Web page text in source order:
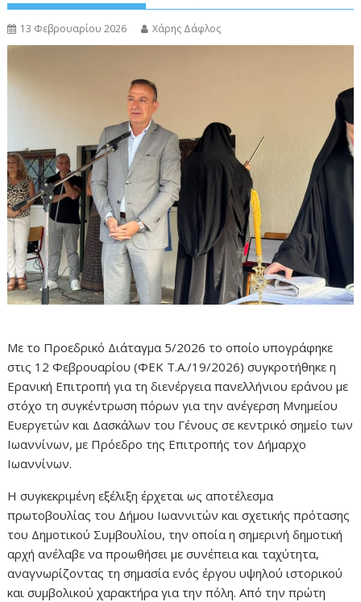
13 Φεβρουαρίου 2026 Χάρης Δάφλος
Με το Προεδρικό Διάταγμα 5/2026 το οποίο υπογράφηκε
στις 12 Φεβρουαρίου (ΦΕΚ Τ.Α./19/2026) συγκροτήθηκε η
Ερανική Επιτροπή για τη διενέργεια πανελλήνιου εράνου με
στόχο τη συγκέντρωση πόρων για την ανέγερση Μνημείου
Ευεργετών και Δασκάλων του Γένους σε κεντρικό σημείο των
Ιωαννίνων, με Πρόεδρο της Επιτροπής τον Δήμαρχο
Ιωαννίνων.
Η συγκεκριμένη εξέλιξη έρχεται ως αποτέλεσμα
πρωτοβουλίας του Δήμου Ιωαννιτών και σχετικής πρότασης
του Δημοτικού Συμβουλίου, την οποία η σημερινή δημοτική
αρχή ανέλαβε να προωθήσει με συνέπεια και ταχύτητα,
αναγνωρίζοντας τη σημασία ενός έργου υψηλού ιστορικού
και συμβολικού χαρακτήρα για την πόλη. Από την πρώτη